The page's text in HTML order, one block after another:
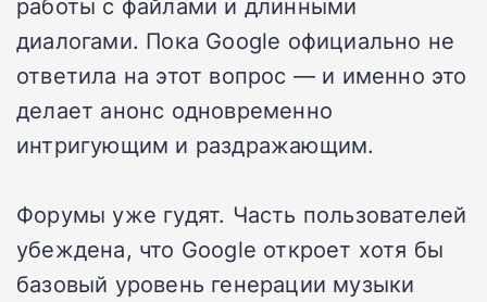
диалогами. Пока Google официально не
ответила на этот вопрос — и именно это
делает анонс одновременно
интригующим и раздражающим.
Форумы уже гудят. Часть пользователей
убеждена, что Google откроет хотя бы
базовый уровень генерации музыки